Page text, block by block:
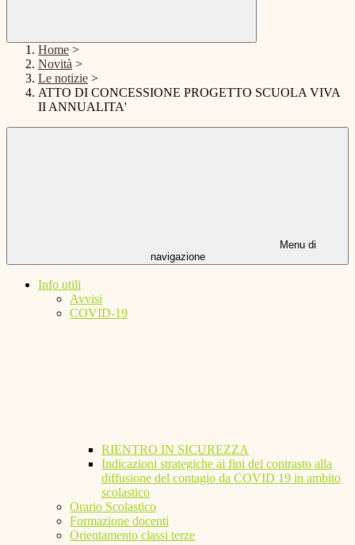
Home >
Novità >
Le notizie >
ATTO DI CONCESSIONE PROGETTO SCUOLA VIVA
II ANNUALITA'
Menu di
navigazione
Info utili
Avvisi
COVID-19
RIENTRO IN SICUREZZA
Indicazioni strategiche ai fini del contrasto alla
diffusione del contagio da COVID 19 in ambito
scolastico
Orario Scolastico
Formazione docenti
Orientamento classi terze